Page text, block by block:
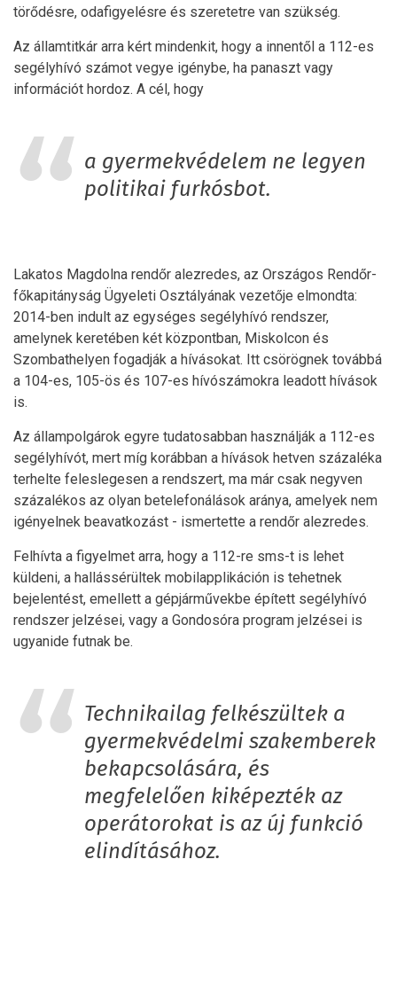
törődésre, odafigyelésre és szeretetre van szükség.
Az államtitkár arra kért mindenkit, hogy a innentől a 112-es
segélyhívó számot vegye igénybe, ha panaszt vagy
információt hordoz. A cél, hogy
a gyermekvédelem ne legyen
politikai furkósbot.
Lakatos Magdolna rendőr alezredes, az Országos Rendőr-
főkapitányság Ügyeleti Osztályának vezetője elmondta:
2014-ben indult az egységes segélyhívó rendszer,
amelynek keretében két központban, Miskolcon és
Szombathelyen fogadják a hívásokat. Itt csörögnek továbbá
a 104-es, 105-ös és 107-es hívószámokra leadott hívások
is.
Az állampolgárok egyre tudatosabban használják a 112-es
segélyhívót, mert míg korábban a hívások hetven százaléka
terhelte feleslegesen a rendszert, ma már csak negyven
százalékos az olyan betelefonálások aránya, amelyek nem
igényelnek beavatkozást - ismertette a rendőr alezredes.
Felhívta a figyelmet arra, hogy a 112-re sms-t is lehet
küldeni, a hallássérültek mobilapplikáción is tehetnek
bejelentést, emellett a gépjárművekbe épített segélyhívó
rendszer jelzései, vagy a Gondosóra program jelzései is
ugyanide futnak be.
Technikailag felkészültek a
gyermekvédelmi szakemberek
bekapcsolására, és
megfelelően kiképezték az
operátorokat is az új funkció
elindításához.